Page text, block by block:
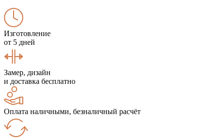
Изготовление
от 5 дней
Замер, дизайн
и доставка бесплатно
Оплата наличными, безналичный расчёт